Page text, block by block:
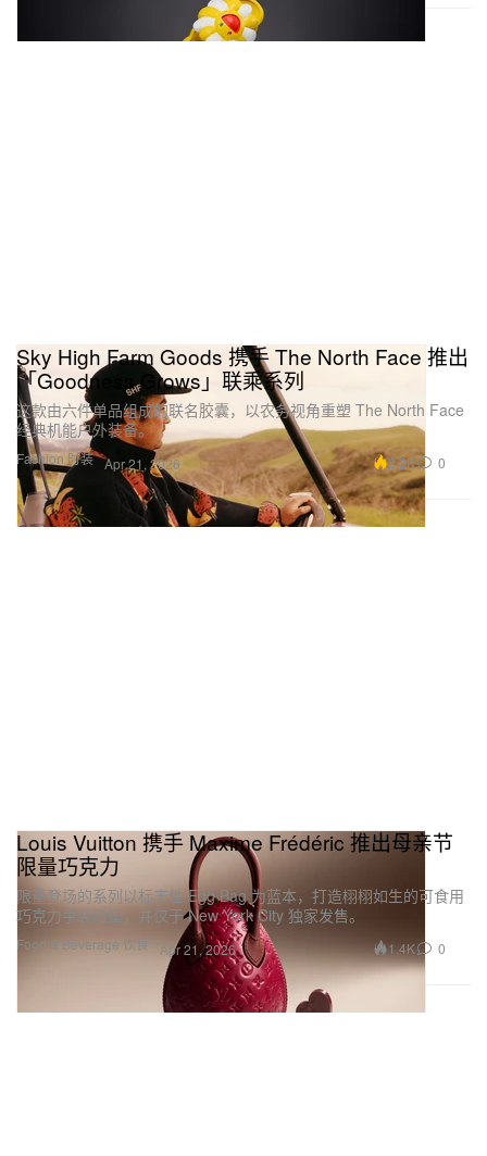
Fashion 时装
Sky High Farm Goods 携手 The North Face 推出
「Goodness Grows」联乘系列
这款由六件单品组成的联名胶囊，以农务视角重塑 The North Face
经典机能户外装备。
Apr 21, 2026 2.2K 0
Food & Beverage 饮食
Louis Vuitton 携手 Maxime Frédéric 推出母亲节
限量巧克力
限量登场的系列以标志性 Egg Bag 为蓝本，打造栩栩如生的可食用
巧克力手袋雕塑，并仅于 New York City 独家发售。
Apr 21, 2026 1.4K 0